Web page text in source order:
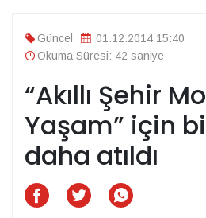
Güncel
01.12.2014 15:40
Okuma Süresi: 42 saniye
“Akıllı Şehir
Yaşam” için
daha atıldı